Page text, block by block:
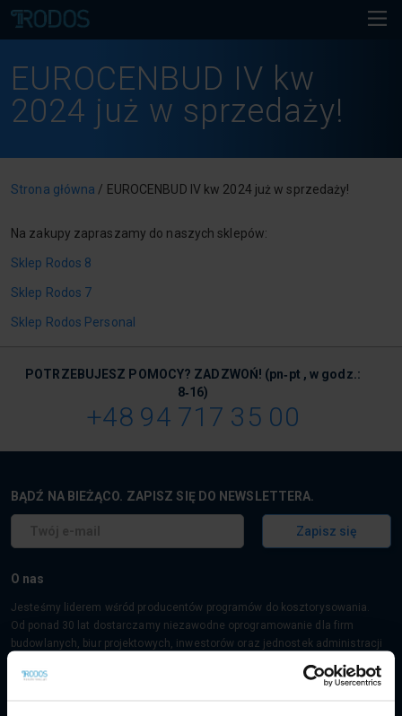
EUROCENBUD IV kw
2024 już w sprzedaży!
Strona główna / EUROCENBUD IV kw 2024 już w sprzedaży!
Na zakupy zapraszamy do naszych sklepów:
Sklep Rodos 8
Sklep Rodos 7
Sklep Rodos Personal
POTRZEBUJESZ POMOCY? ZADZWOŃ! (pn‑pt , w godz.:
8‑16)
+48 94 717 35 00
BĄDŹ NA BIEŻĄCO. ZAPISZ SIĘ DO NEWSLETTERA.
Zapisz się
O nas
Jesteśmy liderem wśród producentów programów do kosztorysowania.
Od ponad 30 lat dostarczamy niezawodne oprogramowanie dla firm
budowlanych, biur projektowych, inwestorów oraz jednostek administracji
kosztorysantów w całej Polsce.